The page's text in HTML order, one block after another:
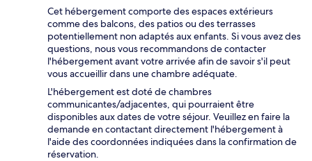
Cet hébergement comporte des espaces extérieurs
comme des balcons, des patios ou des terrasses
potentiellement non adaptés aux enfants. Si vous avez des
questions, nous vous recommandons de contacter
l'hébergement avant votre arrivée afin de savoir s'il peut
vous accueillir dans une chambre adéquate.
L'hébergement est doté de chambres
communicantes/adjacentes, qui pourraient être
disponibles aux dates de votre séjour. Veuillez en faire la
demande en contactant directement l'hébergement à
l'aide des coordonnées indiquées dans la confirmation de
réservation.